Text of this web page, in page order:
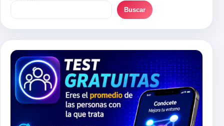
Buscar